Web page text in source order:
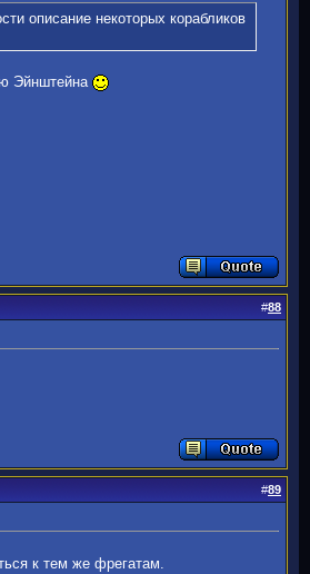
описание некоторых корабликов
Эйнштейна
#88
#89
к тем же фрегатам.